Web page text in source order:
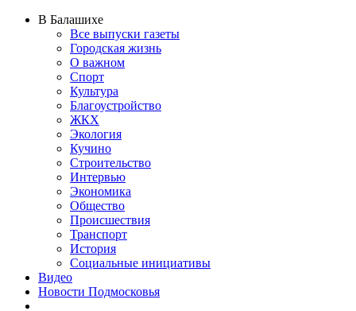
В Балашихе
Все выпуски газеты
Городская жизнь
О важном
Спорт
Культура
Благоустройство
ЖКХ
Экология
Кучино
Строительство
Интервью
Экономика
Общество
Происшествия
Транспорт
История
Социальные инициативы
Видео
Новости Подмосковья